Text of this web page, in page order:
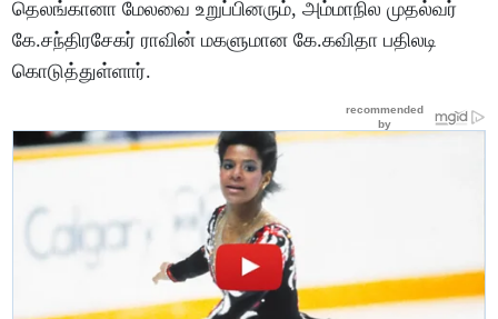
தெலங்கானா மேலவை உறுப்பினரும், அம்மாநில முதல்வர்
கே.சந்திரசேகர் ராவின் மகளுமான கே.கவிதா பதிலடி
கொடுத்துள்ளார்.